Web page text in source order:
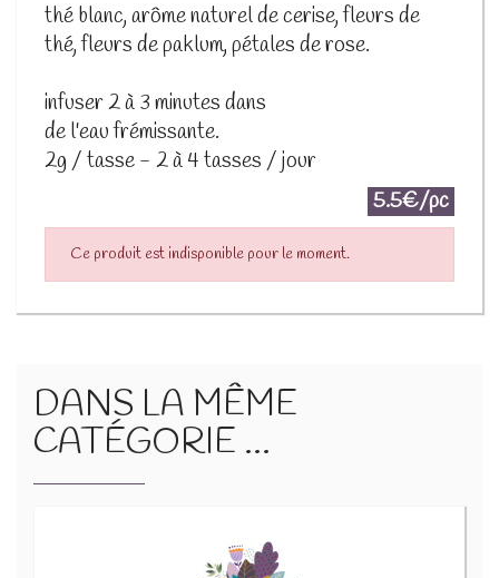
thé blanc, arôme naturel de cerise, fleurs de
thé, fleurs de paklum, pétales de rose.
infuser 2 à 3 minutes dans
de l'eau frémissante.
2g / tasse - 2 à 4 tasses / jour
5.5€/pc
Ce produit est indisponible pour le moment.
DANS LA MÊME
CATÉGORIE ...